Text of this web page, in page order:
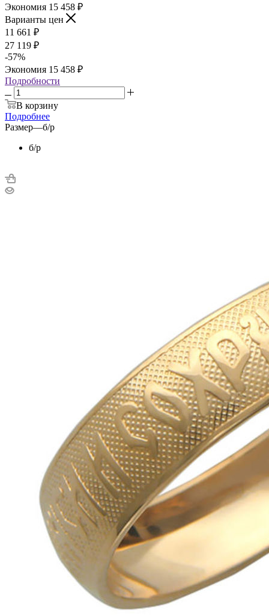
Экономия 15 458 ₽
Варианты цен
11 661 ₽
27 119 ₽
-57%
Экономия 15 458 ₽
Подробности
В корзину
Подробнее
Размер—б/р
б/р